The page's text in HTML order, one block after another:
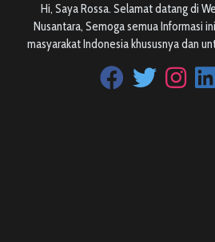
Hi, Saya Rossa. Selamat datang di
Nusantara, Semoga semua Informasi
masyarakat Indonesia khususnya dan